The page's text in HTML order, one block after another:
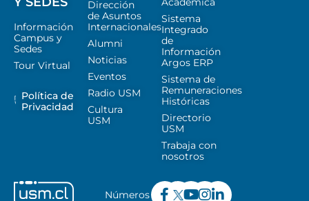
Información
Campus y
Sedes
Tour Virtual
Política de
Privacidad
Dirección
de Asuntos
Internacionales
Alumni
Noticias
Eventos
Radio USM
Cultura
USM
Sistema
Integrado
de
Información
Argos ERP
Sistema de
Remuneraciones
Históricas
Directorio
USM
Trabaja con
nosotros
Números